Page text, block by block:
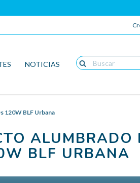
NOTICIAS
120W BLF Urbana
ALUMBRADO
BLF URBANA